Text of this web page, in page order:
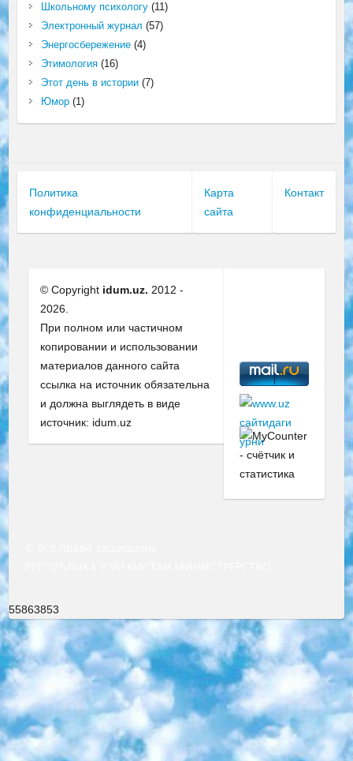
Школьному психологу(11)
Электронный журнал (57)
Энергосбережение(4)
Этимология(16)
Этот день в истории(7)
Юмор(1)
Политика
конфиденциальности
Карта
сайта
Контакт
© Copyright idum.uz. 2012 -
2026.
При полном или частичном
копировании и использовании
материалов данного сайта
ссылка на источник обязательна
и должна выглядеть в виде
источник: idum.uz
55863853